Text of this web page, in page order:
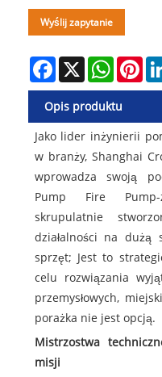
Wyślij zapytanie
Facebook
X
Opis produktu
Jako lider inżynierii
w branży, Shanghai
wprowadza swoją
Pump Fire Pump-
skrupulatnie
działalności na
sprzęt; Jest to
celu rozwiązania
przemysłowych,
porażka nie jest opcją.
Mistrzostwa
misji